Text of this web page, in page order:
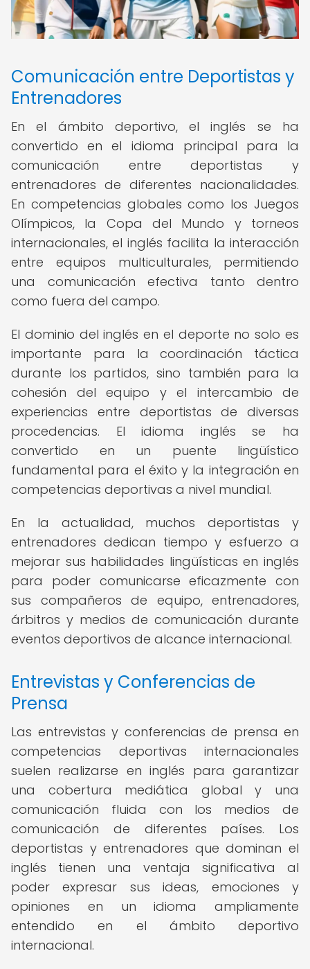
Comunicación entre Deportistas y
Entrenadores
En el ámbito deportivo, el inglés se ha
convertido en el idioma principal para la
comunicación entre deportistas y
entrenadores de diferentes nacionalidades.
En competencias globales como los Juegos
Olímpicos, la Copa del Mundo y torneos
internacionales, el inglés facilita la interacción
entre equipos multiculturales, permitiendo
una comunicación efectiva tanto dentro
como fuera del campo.
El dominio del inglés en el deporte no solo es
importante para la coordinación táctica
durante los partidos, sino también para la
cohesión del equipo y el intercambio de
experiencias entre deportistas de diversas
procedencias. El idioma inglés se ha
convertido en un puente lingüístico
fundamental para el éxito y la integración en
competencias deportivas a nivel mundial.
En la actualidad, muchos deportistas y
entrenadores dedican tiempo y esfuerzo a
mejorar sus habilidades lingüísticas en inglés
para poder comunicarse eficazmente con
sus compañeros de equipo, entrenadores,
árbitros y medios de comunicación durante
eventos deportivos de alcance internacional.
Entrevistas y Conferencias de
Prensa
Las entrevistas y conferencias de prensa en
competencias deportivas internacionales
suelen realizarse en inglés para garantizar
una cobertura mediática global y una
comunicación fluida con los medios de
comunicación de diferentes países. Los
deportistas y entrenadores que dominan el
inglés tienen una ventaja significativa al
poder expresar sus ideas, emociones y
opiniones en un idioma ampliamente
entendido en el ámbito deportivo
internacional.